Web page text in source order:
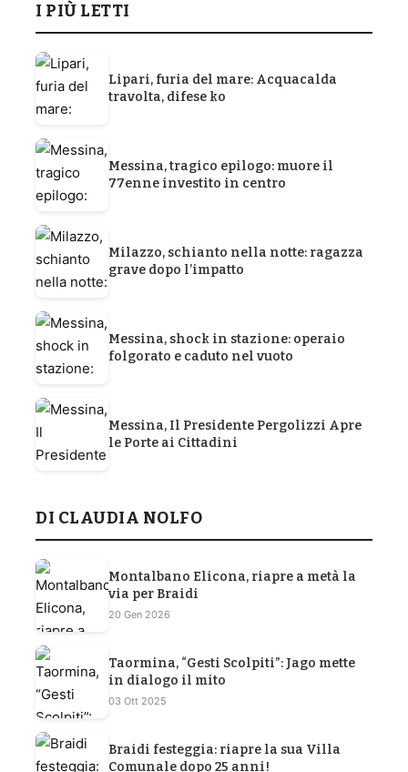
I PIÙ LETTI
Lipari, furia del mare: Acquacalda
travolta, difese ko
Messina, tragico epilogo: muore il
77enne investito in centro
Milazzo, schianto nella notte: ragazza
grave dopo l’impatto
Messina, shock in stazione: operaio
folgorato e caduto nel vuoto
Messina, Il Presidente Pergolizzi Apre
le Porte ai Cittadini
DI CLAUDIA NOLFO
Montalbano Elicona, riapre a metà la
via per Braidi
20 Gen 2026
Taormina, “Gesti Scolpiti”: Jago mette
in dialogo il mito
03 Ott 2025
Braidi festeggia: riapre la sua Villa
Comunale dopo 25 anni!